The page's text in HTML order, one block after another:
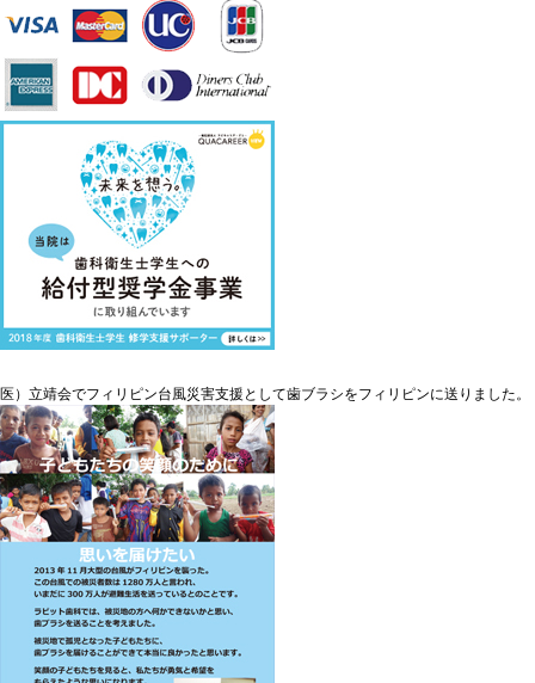
医）立靖会でフィリピン台風災害支援として歯ブラシをフィリピンに送りました。